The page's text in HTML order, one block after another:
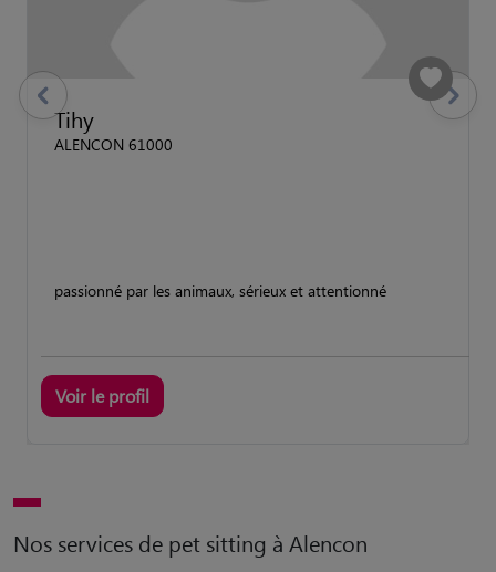
Tihy
ALENCON 61000
passionné par les animaux, sérieux et attentionné
Voir le profil
previous Suivant
Nos services de pet sitting à Alencon